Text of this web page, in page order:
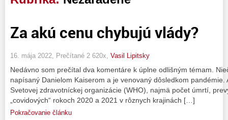
Za akú cenu chybujú vlády?
16. mája 2022, Prečítané 2 620x, Vasil Lipitsky
Nedávno som prečítal dva komentáre k úplne odlišným témam.
napísaný Danielom Kaiserom a je venovaný dôsledkom pandémie.
Svetovej zdravotníckej organizácie (WHO), najmä počet úmrtí,
„covidových“ rokoch 2020 a 2021 v rôznych krajinách […]
Pokračovanie článku